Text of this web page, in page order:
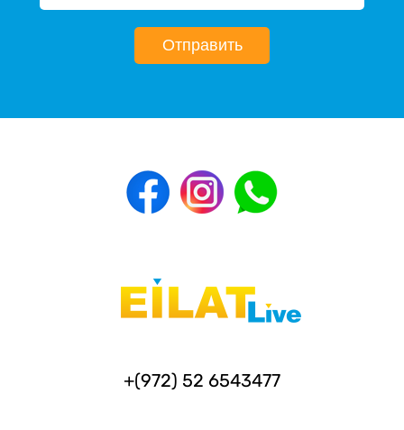
Отправить
+(972) 52 6543477